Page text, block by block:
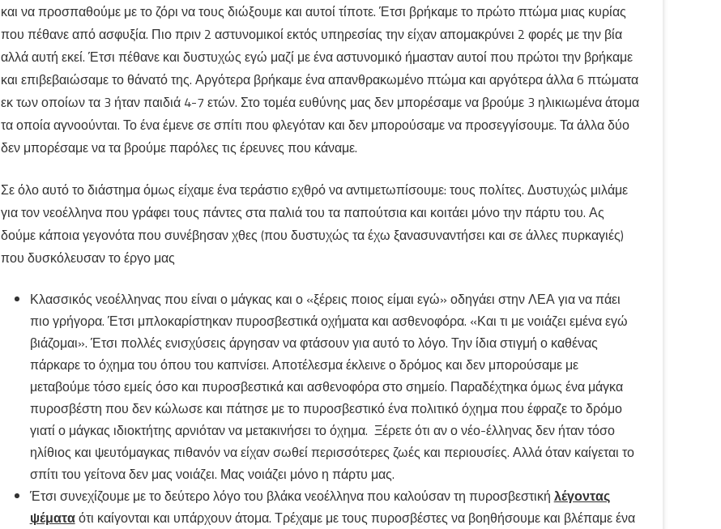
και να προσπαθούμε με το ζόρι να τους διώξουμε και αυτοί τίποτε. Έτσι βρήκαμε το πρώτο πτώμα μιας κυρίας
που πέθανε από ασφυξία. Πιο πριν 2 αστυνομικοί εκτός υπηρεσίας την είχαν απομακρύνει 2 φορές με την βία
αλλά αυτή εκεί. Έτσι πέθανε και δυστυχώς εγώ μαζί με ένα αστυνομικό ήμασταν αυτοί που πρώτοι την βρήκαμε
και επιβεβαιώσαμε το θάνατό της. Αργότερα βρήκαμε ένα απανθρακωμένο πτώμα και αργότερα άλλα 6 πτώματα
εκ των οποίων τα 3 ήταν παιδιά 4-7 ετών. Στο τομέα ευθύνης μας δεν μπορέσαμε να βρούμε 3 ηλικιωμένα άτομα
τα οποία αγνοούνται. Το ένα έμενε σε σπίτι που φλεγόταν και δεν μπορούσαμε να προσεγγίσουμε. Τα άλλα δύο
δεν μπορέσαμε να τα βρούμε παρόλες τις έρευνες που κάναμε.
Σε όλο αυτό το διάστημα όμως είχαμε ένα τεράστιο εχθρό να αντιμετωπίσουμε: τους πολίτες. Δυστυχώς μιλάμε
για τον νεοέλληνα που γράφει τους πάντες στα παλιά του τα παπούτσια και κοιτάει μόνο την πάρτυ του. Ας
δούμε κάποια γεγονότα που συνέβησαν χθες (που δυστυχώς τα έχω ξανασυναντήσει και σε άλλες πυρκαγιές)
που δυσκόλευσαν το έργο μας
Κλασσικός νεοέλληνας που είναι ο μάγκας και ο «ξέρεις ποιος είμαι εγώ» οδηγάει στην ΛΕΑ για να πάει
πιο γρήγορα. Έτσι μπλοκαρίστηκαν πυροσβεστικά οχήματα και ασθενοφόρα. «Και τι με νοιάζει εμένα εγώ
βιάζομαι». Έτσι πολλές ενισχύσεις άργησαν να φτάσουν για αυτό το λόγο. Την ίδια στιγμή ο καθένας
πάρκαρε το όχημα του όπου του καπνίσει. Αποτέλεσμα έκλεινε ο δρόμος και δεν μπορούσαμε με
μεταβούμε τόσο εμείς όσο και πυροσβεστικά και ασθενοφόρα στο σημείο. Παραδέχτηκα όμως ένα μάγκα
πυροσβέστη που δεν κώλωσε και πάτησε με το πυροσβεστικό ένα πολιτικό όχημα που έφραζε το δρόμο
γιατί ο μάγκας ιδιοκτήτης αρνιόταν να μετακινήσει το όχημα. Ξέρετε ότι αν ο νέο-έλληνας δεν ήταν τόσο
ηλίθιος και ψευτόμαγκας πιθανόν να είχαν σωθεί περισσότερες ζωές και περιουσίες. Αλλά όταν καίγεται το
σπίτι του γείτoνα δεν μας νοιάζει. Μας νοιάζει μόνο η πάρτυ μας.
Έτσι συνεχίζουμε με το δεύτερο λόγο του βλάκα νεοέλληνα που καλούσαν τη πυροσβεστική λέγοντας
ψέματαότι καίγονται και υπάρχουν άτομα. Τρέχαμε με τους πυροσβέστες να βοηθήσουμε και βλέπαμε ένα